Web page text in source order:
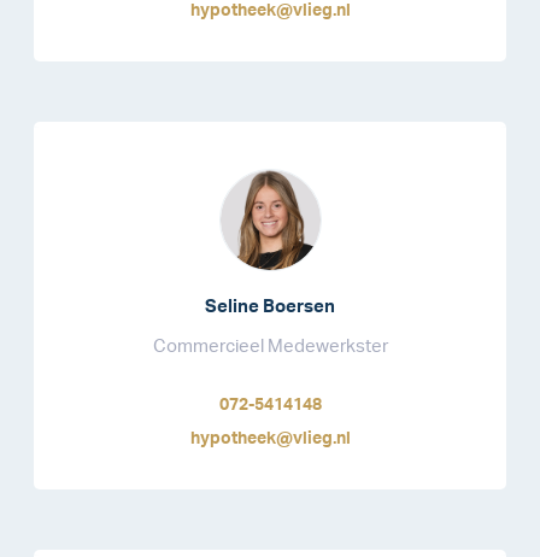
hypotheek@vlieg.nl
Seline Boersen
Commercieel Medewerkster
072-5414148
hypotheek@vlieg.nl